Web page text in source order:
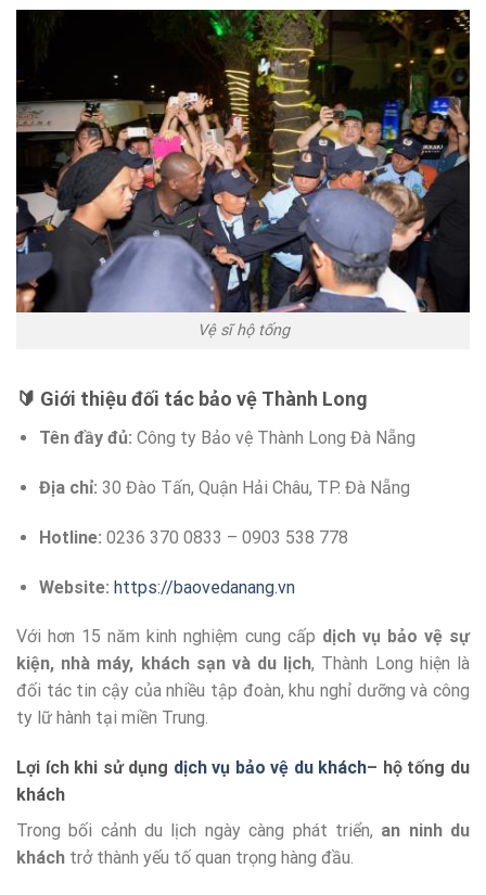
Vệ sĩ hộ tống
🔰 Giới thiệu đối tác bảo vệ Thành Long
Tên đầy đủ: Công ty Bảo vệ Thành Long Đà Nẵng
Địa chỉ: 30 Đào Tấn, Quận Hải Châu, TP. Đà Nẵng
Hotline: 0236 370 0833 – 0903 538 778
Website: https://baovedanang.vn
Với hơn 15 năm kinh nghiệm cung cấp dịch vụ bảo vệ sự
kiện, nhà máy, khách sạn và du lịch, Thành Long hiện là
đối tác tin cậy của nhiều tập đoàn, khu nghỉ dưỡng và công
ty lữ hành tại miền Trung.
Lợi ích khi sử dụng dịch vụ bảo vệ du khách– hộ tống du
khách
Trong bối cảnh du lịch ngày càng phát triển, an ninh du
khách trở thành yếu tố quan trọng hàng đầu.